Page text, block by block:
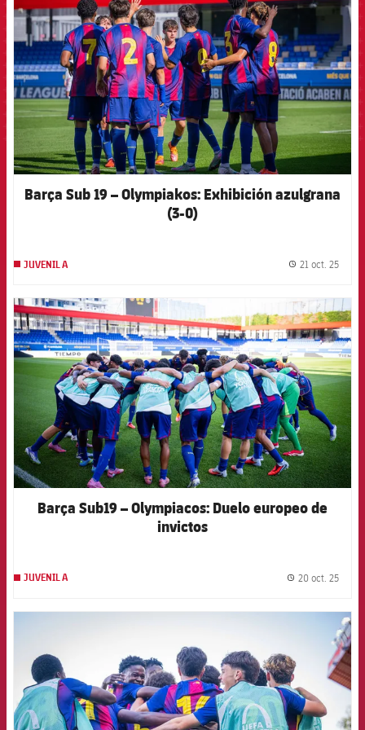
Barça Sub 19 – Olympiakos: Exhibición azulgrana
(3-0)
JUVENIL A 21 oct. 25
FCB Barcelona badge
Barça Sub19 – Olympiacos: Duelo europeo de
invictos
JUVENIL A 20 oct. 25